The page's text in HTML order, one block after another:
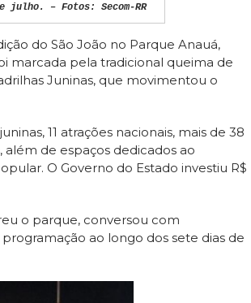
– Fotos: Secom-RR
do São João no Parque Anauá,
marcada pela tradicional queima de
Juninas, que movimentou o
11 atrações nacionais, mais de 38
de espaços dedicados ao
O Governo do Estado investiu R$
o parque, conversou com
ao longo dos sete dias de